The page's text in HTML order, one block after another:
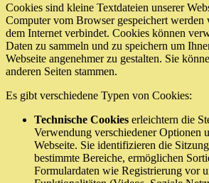
Cookies sind kleine Textdateien unserer
Computer vom Browser gespeichert werden
dem Internet verbindet. Cookies können
Daten zu sammeln und zu speichern um
Webseite angenehmer zu gestalten. Sie
anderen Seiten stammen.
Es gibt verschiedene Typen von Cookies:
Technische Cookies erleichtern die
Verwendung verschiedener Optionen
Webseite. Sie identifizieren die
bestimmte Bereiche, ermöglichen
Formulardaten wie Registrierung vor